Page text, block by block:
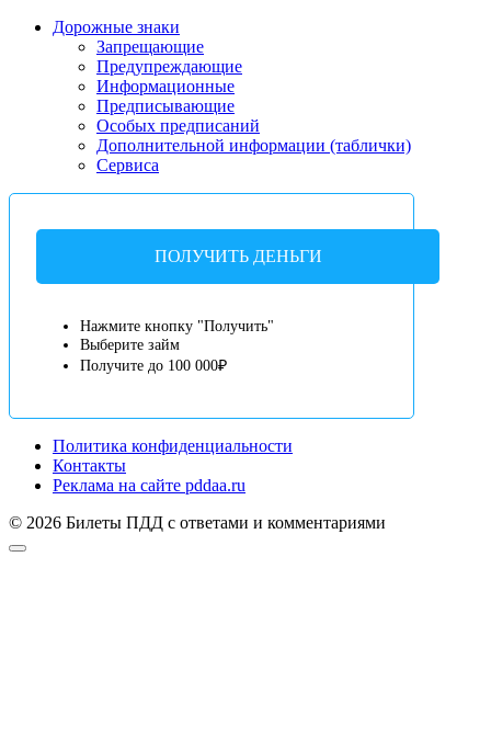
Дорожные знаки
Запрещающие
Предупреждающие
Информационные
Предписывающие
Особых предписаний
Дополнительной информации (таблички)
Сервиса
ПОЛУЧИТЬ ДЕНЬГИ
Нажмите кнопку "Получить"
Выберите займ
Получите до 100 000₽
Политика конфиденциальности
Контакты
Реклама на сайте pddaa.ru
© 2026 Билеты ПДД с ответами и комментариями